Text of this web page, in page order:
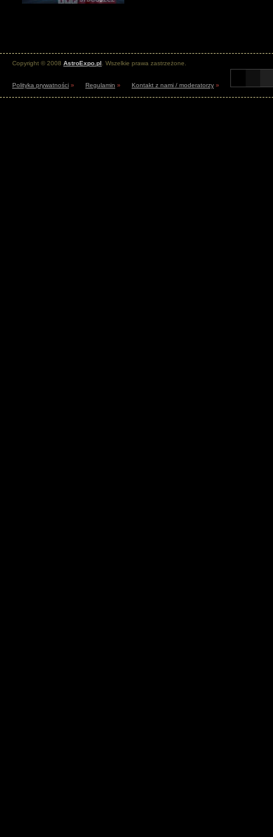
Copyright © 2008 AstroExpo.pl . Wszelkie prawa zastrzeżone.
Polityka prywatności » Regulamin » Kontakt z nami / moderatorzy »